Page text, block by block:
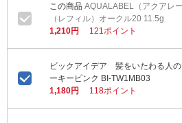
AQUALABEL（アクアレ
（レフィル）オークル20 11.5g
1,210円
121ポイント
ビックアイデア 髪をいたわる人
ーキーピンク BI-TW1MB03
1,180円
118ポイント